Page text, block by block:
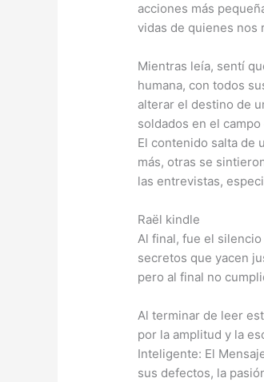
acciones más
vidas de quienes nos
Mientras leía, sentí
humana, con todos
alterar el destino de
soldados en el
El contenido salta de
más, otras se
las entrevistas,
Raël kindle
Al final, fue el
secretos que yacen
pero al final no
Al terminar de leer
por la amplitud y la
Inteligente: El
sus defectos, la